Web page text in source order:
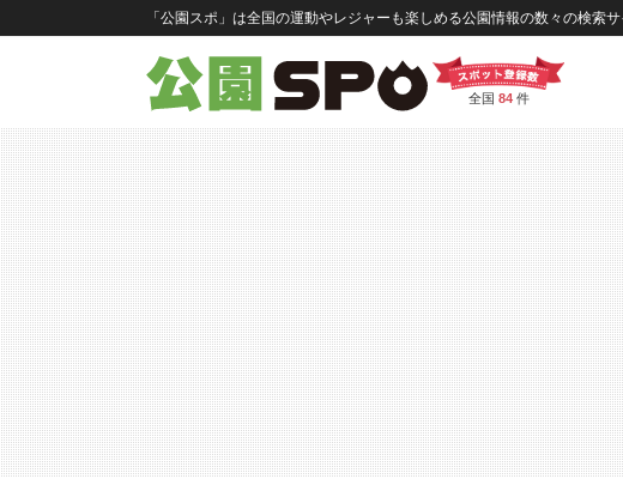
「公園スポ」は全国の運動やレジャーも楽しめる公園情報の数々の検索
全国 84件